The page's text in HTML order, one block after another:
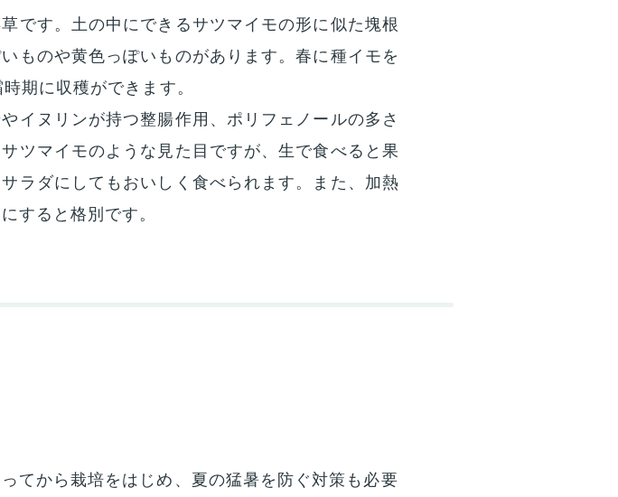
です。土の中にできるサツマイモの形に似た塊根
ものや黄色っぽいものがあります。春に種イモを
期に収穫ができます。
イヌリンが持つ整腸作用、ポリフェノールの多さ
ツマイモのような見た目ですが、生で食べると果
ラダにしてもおいしく食べられます。また、加熱
すると格別です。
てから栽培をはじめ、夏の猛暑を防ぐ対策も必要